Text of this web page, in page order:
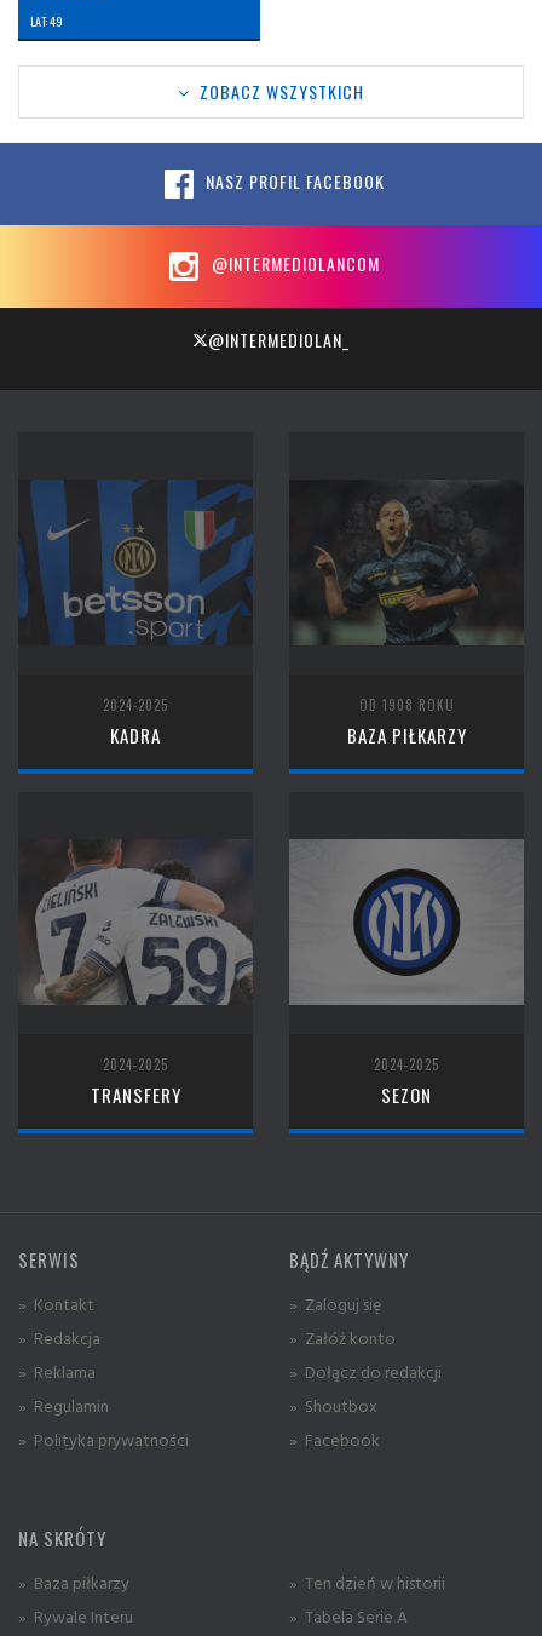
LAT: 49
ZOBACZ WSZYSTKICH
NASZ PROFIL FACEBOOK
@INTERMEDIOLANCOM
@INTERMEDIOLAN_
2024-2025
KADRA
OD 1908 ROKU
BAZA PIŁKARZY
2024-2025
TRANSFERY
2024-2025
SEZON
SERWIS
» Kontakt
» Redakcja
» Reklama
» Regulamin
» Polityka prywatności
BĄDŹ AKTYWNY
» Zaloguj się
» Załóż konto
» Dołącz do redakcji
» Shoutbox
» Facebook
NA SKRÓTY
» Baza piłkarzy
» Rywale Interu
» Ten dzień w historii
» Tabela Serie A